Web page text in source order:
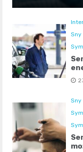
Sny
Sny